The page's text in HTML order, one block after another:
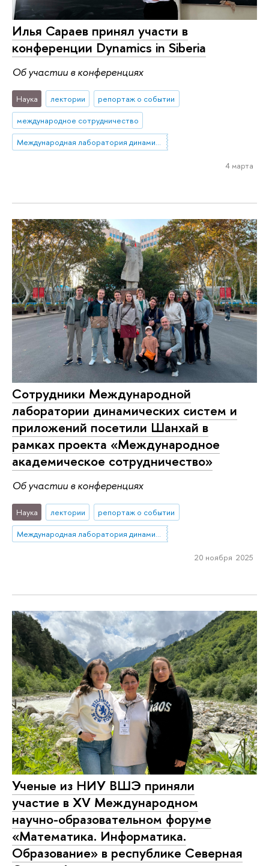
Илья Сараев принял участи в
конференции Dynamics in Siberia
Об участии в конференциях
Наука лектории
репортаж о событии
международное сотрудничество
Международная лаборатория динамических систем и приложений
4 марта
Сотрудники Международной
лаборатории динамических систем и
приложений посетили Шанхай в
рамках проекта «Международное
академическое сотрудничество»
Об участии в конференциях
Наука лектории
репортаж о событии
Международная лаборатория динамических систем и приложений
20 ноября 2025
Ученые из НИУ ВШЭ приняли
участие в XV Международном
научно-образовательном форуме
«Математика. Информатика.
Образование» в республике Северная